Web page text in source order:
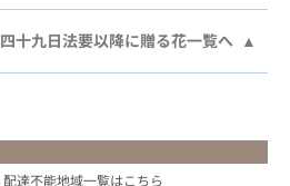
四十九日法要以降に贈る花一覧へ
配達不能地域一覧はこちら